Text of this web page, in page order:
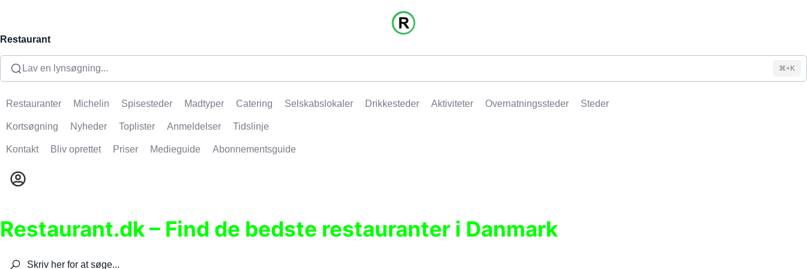
Restaurant
Lav en lynsøgning... ⌘+K
Restauranter Michelin Spisesteder Madtyper Catering Selskabslokaler Drikkesteder Aktiviteter Overnatningssteder Steder
Kortsøgning Nyheder Toplister Anmeldelser Tidslinje
Kontakt Bliv oprettet Priser Medieguide Abonnementsguide
Restaurant.dk – Find de bedste restauranter i Danmark